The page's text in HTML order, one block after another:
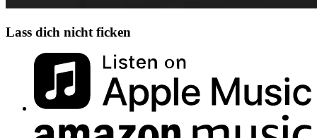
Lass dich nicht ficken